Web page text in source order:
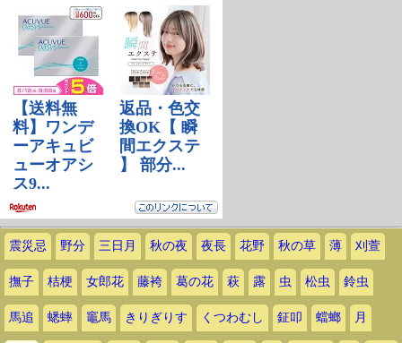
震災忌 野分 三日月 秋の夜 夜長 花野 秋の草 薄 刈萱
撫子 桔梗 女郎花 藤袴 葛の花 萩 露 虫 松虫 鈴虫
馬追 蟋蟀 竈馬 きりぎりす くつわむし 鉦叩 蟷螂 月